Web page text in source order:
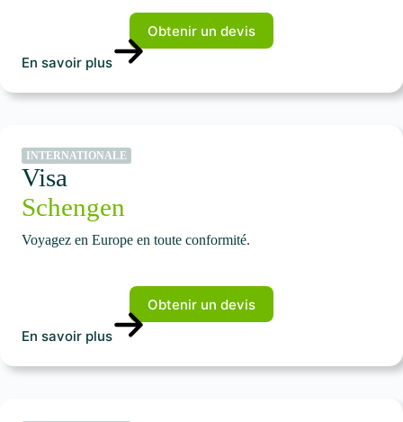
Obtenir un devis
En savoir plus
INTERNATIONALE
Visa
Schengen
Voyagez en Europe en toute conformité.
Obtenir un devis
En savoir plus